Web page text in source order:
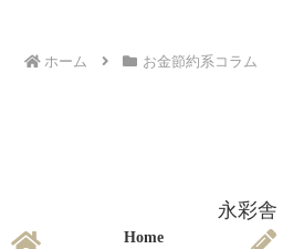
ホーム お金節約系コラム
永彩舎
Home